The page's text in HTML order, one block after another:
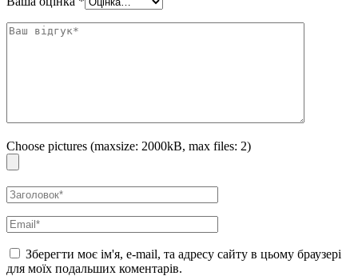
Choose pictures (maxsize: 2000kB, max files: 2)
Зберегти моє ім'я, e-mail, та адресу сайту в цьому браузері
для моїх подальших коментарів.